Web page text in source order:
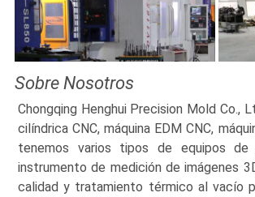
Sobre Nosotros
Chongqing Henghui Precision Mold Co.,
cilíndrica CNC, máquina EDM CNC,
tenemos varios tipos de equipos de
instrumento de medición de imágenes
calidad y tratamiento térmico al vacío